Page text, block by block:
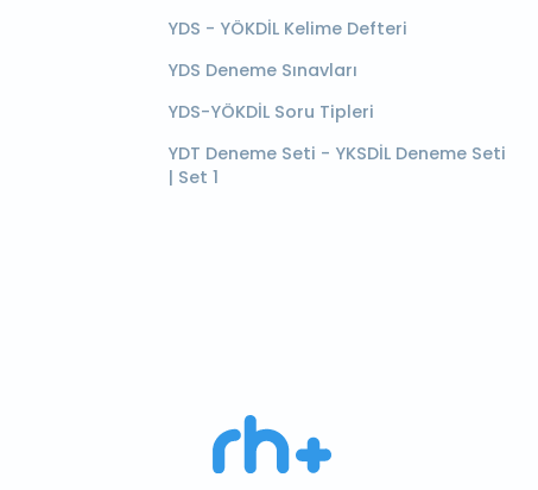
YDS - YÖKDİL Kelime Defteri
YDS Deneme Sınavları
YDS-YÖKDİL Soru Tipleri
YDT Deneme Seti - YKSDİL Deneme Seti
| Set 1